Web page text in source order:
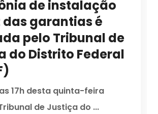
de instalação
das garantias é
pelo Tribunal de
do Distrito Federal
17h desta quinta-feira
de Justiça do ...